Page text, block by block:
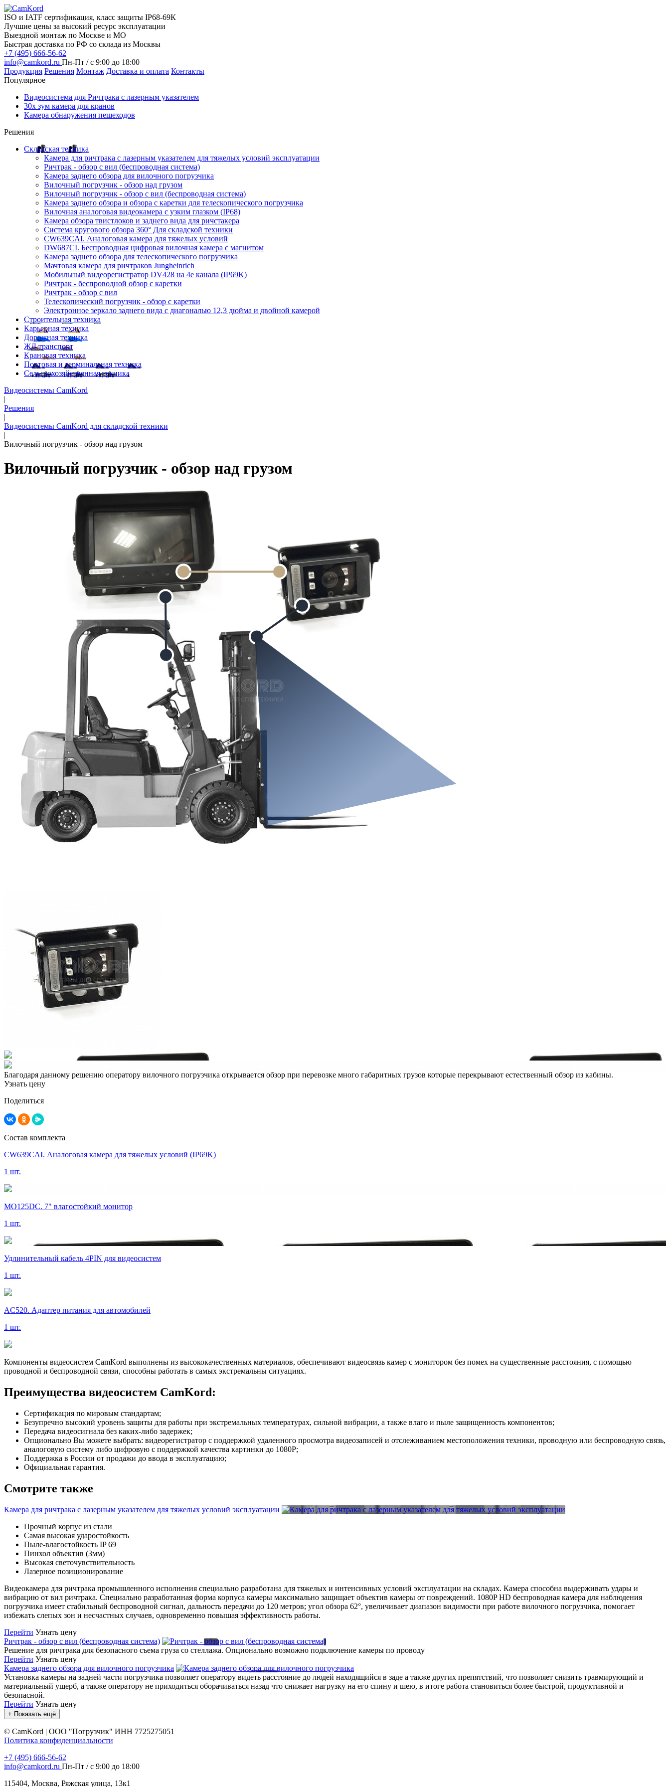
ISO и IATF сертификация, класс защиты IP68-69К
Лучшие цены за высокий ресурс эксплуатации
Выездной монтаж по Москве и МО
Быстрая доставка по РФ со склада из Москвы
+7 (495) 666-56-62
info@camkord.ru Пн-Пт / с 9:00 до 18:00
Продукция Решения Монтаж Доставка и оплата Контакты
Популярное
Видеосистема для Ричтрака с лазерным указателем
30x зум камера для кранов
Камера обнаружения пешеходов
Решения
Складская техника
Камера для ричтрака с лазерным указателем для тяжелых условий эксплуатации
Ричтрак - обзор с вил (беспроводная система)
Камера заднего обзора для вилочного погрузчика
Вилочный погрузчик - обзор над грузом
Вилочный погрузчик - обзор с вил (беспроводная система)
Камера заднего обзора и обзора с каретки для телескопического погрузчика
Вилочная аналоговая видеокамера с узким глазком (IP68)
Камера обзора твистлоков и заднего вида для ричстакера
Система кругового обзора 360° Для складской техники
CW639CAI. Аналоговая камера для тяжелых условий
DW687CI. Беспроводная цифровая вилочная камера с магнитом
Камера заднего обзора для телескопического погрузчика
Мачтовая камера для ричтраков Jungheinrich
Мобильный видеорегистратор DV428 на 4е канала (IP69K)
Ричтрак - беспроводной обзор с каретки
Ричтрак - обзор с вил
Телескопический погрузчик - обзор с каретки
Электронное зеркало заднего вида с диагональю 12,3 дюйма и двойной камерой
Строительная техника
Карьерная техника
Дорожная техника
ЖД транспорт
Крановая техника
Портовая и терминальная техника
Сельскохозяйственная техника
Видеосистемы CamKord
|
Решения
|
Видеосистемы CamKord для складской техники
|
Вилочный погрузчик - обзор над грузом
Вилочный погрузчик - обзор над грузом
Благодаря данному решению оператору вилочного погрузчика открывается обзор при перевозке много габаритных грузов которые перекрывают естественный обзор из кабины.
Узнать цену
Поделиться
Состав комплекта
CW639CAI. Аналоговая камера для тяжелых условий (IP69K)
1 шт.
MO125DC. 7" влагостойкий монитор
1 шт.
Удлинительный кабель 4PIN для видеосистем
1 шт.
AC520. Адаптер питания для автомобилей
1 шт.
Компоненты видеосистем CamKord выполнены из высококачественных материалов, обеспечивают видеосвязь камер с монитором без помех на существенные расстояния, с помощью
проводной и беспроводной связи, способны работать в самых экстремальны ситуациях.
Преимущества видеосистем CamKord:
Сертификация по мировым стандартам;
Безупречно высокий уровень защиты для работы при экстремальных температурах, сильной вибрации, а также влаго и пыле защищенность компонентов;
Передача видеосигнала без каких-либо задержек;
Опционально Вы можете выбрать: видеорегистратор с поддержкой удаленного просмотра видеозаписей и отслеживанием местоположения техники, проводную или беспроводную связь,
аналоговую систему либо цифровую с поддержкой качества картинки до 1080P;
Поддержка в России от продажи до ввода в эксплуатацию;
Официальная гарантия.
Смотрите также
Камера для ричтрака с лазерным указателем для тяжелых условий эксплуатации
Прочный корпус из стали
Самая высокая ударостойкость
Пыле-влагостойкость IP 69
Пинхол объектив (3мм)
Высокая светочувствительность
Лазерное позиционирование
Видеокамера для ричтрака промышленного исполнения специально разработана для тяжелых и интенсивных условий эксплуатации на складах. Камера способна выдерживать удары и
вибрацию от вил ричтрака. Специально разработанная форма корпуса камеры максимально защищает объектив камеры от повреждений. 1080P HD беспроводная камера для наблюдения
погрузчика имеет стабильный беспроводной сигнал, дальность передачи до 120 метров; угол обзора 62°, увеличивает диапазон видимости при работе вилочного погрузчика, помогает
избежать слепых зон и несчастных случаев, одновременно повышая эффективность работы.
Перейти Узнать цену
Ричтрак - обзор с вил (беспроводная система)
Решение для ричтрака для безопасного съема груза со стеллажа. Опционально возможно подключение камеры по проводу
Перейти Узнать цену
Камера заднего обзора для вилочного погрузчика
Установка камеры на задней части погрузчика позволяет оператору видеть расстояние до людей находящийся в заде а также других препятствий, что позволяет снизить травмирующий и
материальный ущерб, а также оператору не приходиться оборачиваться назад что снижает нагрузку на его спину и шею, в итоге работа становиться более быстрой, продуктивной и
безопасной.
Перейти Узнать цену
+ Показать ещё
© CamKord | ООО "Погрузчик" ИНН 7725275051
Политика конфиденциальности
+7 (495) 666-56-62
info@camkord.ru Пн-Пт / с 9:00 до 18:00
115404, Москва, Ряжская улица, 13к1